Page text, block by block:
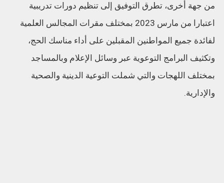
من جهة أخرى، تطرق التوفيق إلى تنظيم دورات تدريبية
اعتبارا من مارس 2023 بمختلف مقرات المجالس العلمية
لفائدة جميع المواطنين المقبلين على أداء مناسك الحج،
وتكثيف البرامج التوعوية عبر وسائل الإعلام وبالمساجد
بمختلف اللهجات والتي شملت التوعية الدينية والصحية
والإدارية.